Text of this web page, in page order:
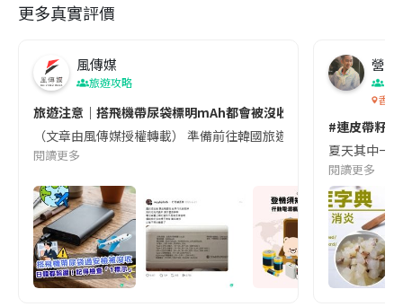
更多真實評價
風傳媒
旅遊攻略
旅遊注意｜搭飛機帶尿袋標明mAh都會被沒收😱出發前切記檢查
（文章由風傳媒授權轉載） 準備前往韓國旅遊的民眾，近期要
閱讀更多
營養
香港
#連皮帶籽
夏天其中一
閱讀更多